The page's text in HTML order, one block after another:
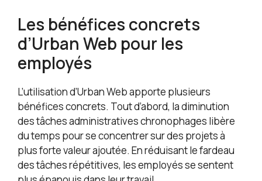
Les bénéfices concrets
d’Urban Web pour les
employés
L’utilisation d’Urban Web apporte plusieurs
bénéfices concrets. Tout d’abord, la diminution
des tâches administratives chronophages libère
du temps pour se concentrer sur des projets à
plus forte valeur ajoutée. En réduisant le fardeau
des tâches répétitives, les employés se sentent